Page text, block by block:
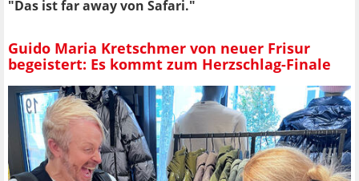
"Das ist far away von Safari."
Guido Maria Kretschmer von neuer Frisur
begeistert: Es kommt zum Herzschlag-Finale